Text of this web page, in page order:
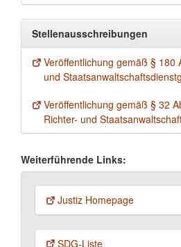
Stellenausschreibungen
Veröffentlichung gemäß § 180
und
Veröffentlichung gemäß § 32
Richter- und
Weiterführende Links:
Justiz Homepage
SDG-Liste